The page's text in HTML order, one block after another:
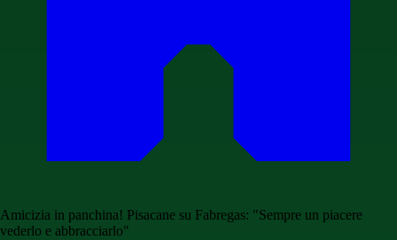
Amicizia in panchina! Pisacane su Fabregas: "Sempre un piacere
vederlo e abbracciarlo"